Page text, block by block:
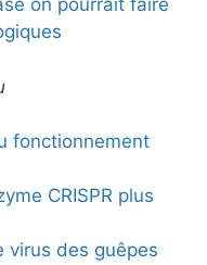
on pourrait faire
fonctionnement
CRISPR plus
virus des guêpes